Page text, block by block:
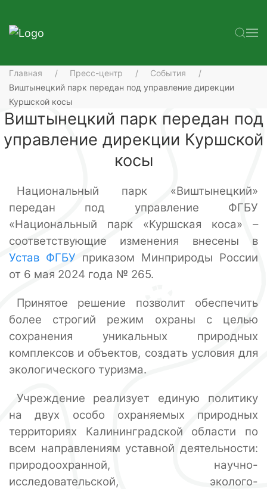
Главная Пресс-центр
События
Виштынецкий парк передан под управление дирекции
Куршской косы
Виштынецкий парк передан под
управление дирекции Куршской
косы
Национальный парк «Виштынецкий»
передан под управление ФГБУ
«Национальный парк «Куршская коса» –
соответствующие изменения внесены в
Устав ФГБУ приказом Минприроды России
от 6 мая 2024 года № 265.
Принятое решение позволит обеспечить
более строгий режим охраны с целью
сохранения уникальных природных
комплексов и объектов, создать условия для
экологического туризма.
Учреждение реализует единую политику
на двух особо охраняемых природных
территориях Калининградской области по
всем направлениям уставной деятельности:
природоохранной, научно-
исследовательской, эколого-